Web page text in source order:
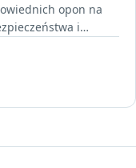
opon na
i…